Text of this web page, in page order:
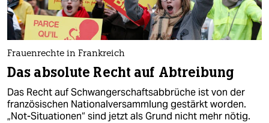
Frauenrechte in Frankreich
Das absolute Recht auf Abtreibung
Das Recht auf Schwangerschaftsabbrüche ist von der
französischen Nationalversammlung gestärkt worden.
„Not-Situationen“ sind jetzt als Grund nicht mehr nötig.